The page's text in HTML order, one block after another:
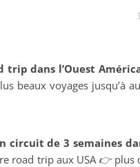
trip dans l’Ouest
beaux voyages jusqu’à
circuit de 3 semaines
road trip aux USA 👉plus